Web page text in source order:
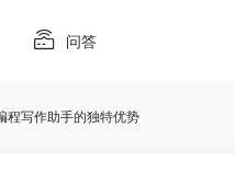
问答
程写作助手的独特优势